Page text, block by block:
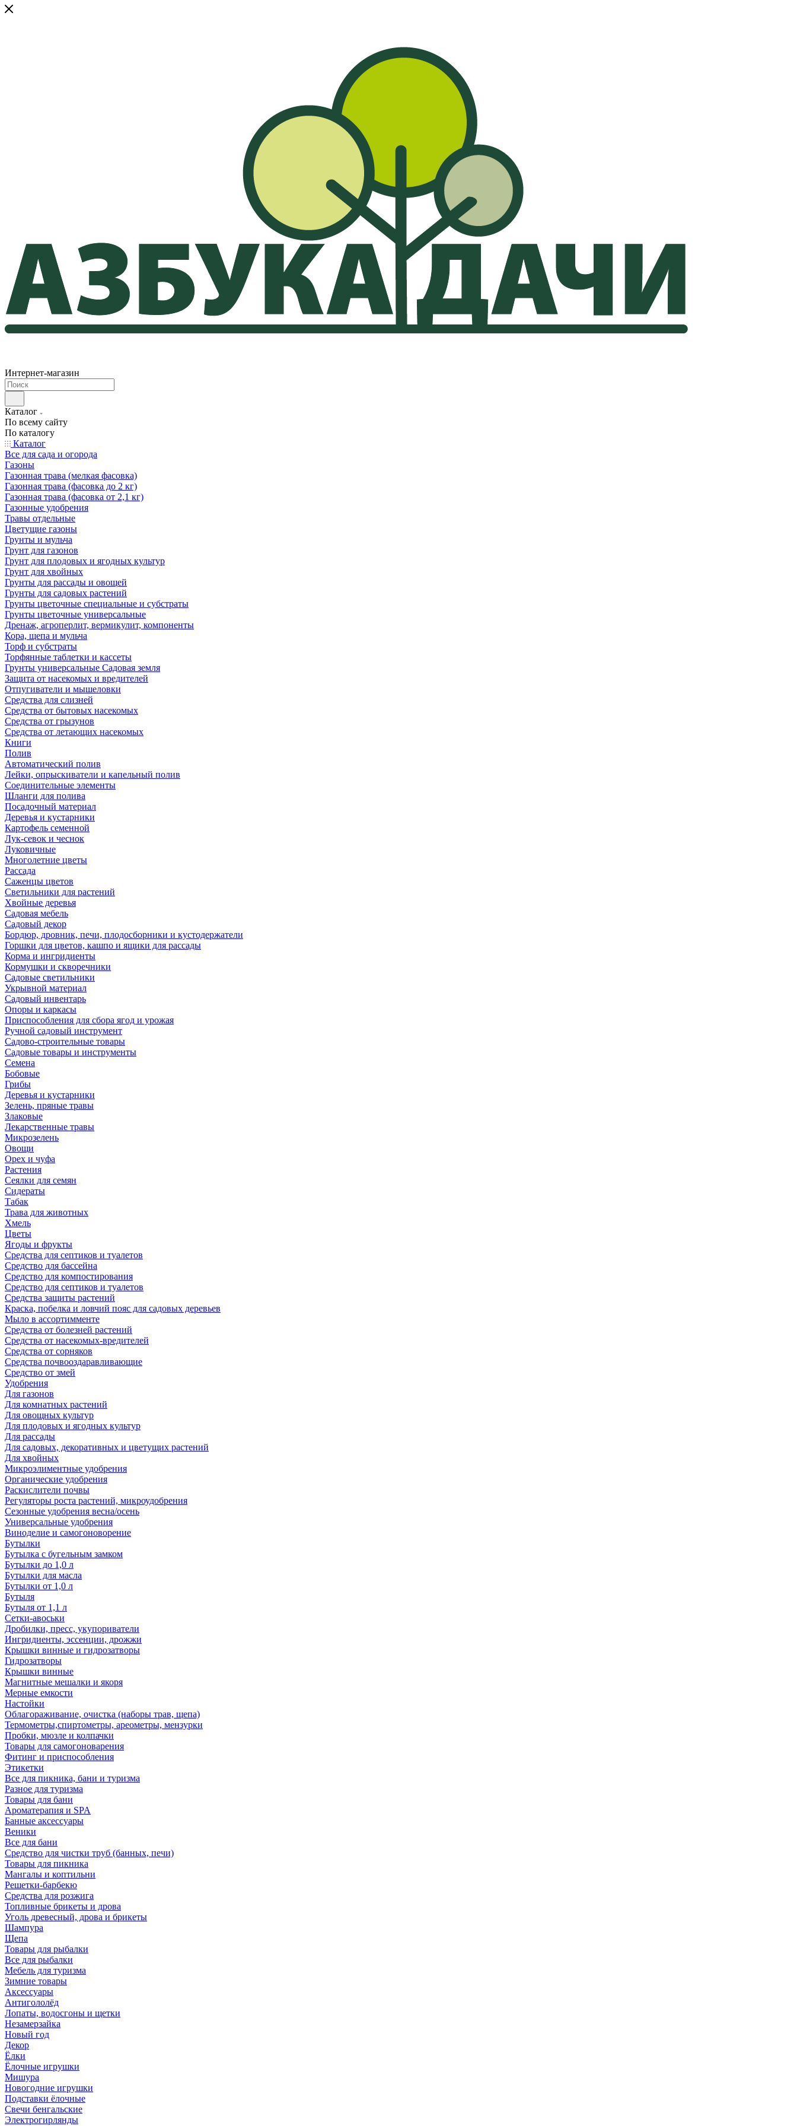
Интернет-магазин
Каталог
По всему сайту
По каталогу
Каталог
Все для сада и огорода
Газоны
Газонная трава (мелкая фасовка)
Газонная трава (фасовка до 2 кг)
Газонная трава (фасовка от 2,1 кг)
Газонные удобрения
Травы отдельные
Цветущие газоны
Грунты и мульча
Грунт для газонов
Грунт для плодовых и ягодных культур
Грунт для хвойных
Грунты для рассады и овощей
Грунты для садовых растений
Грунты цветочные специальные и субстраты
Грунты цветочные универсальные
Дренаж, агроперлит, вермикулит, компоненты
Кора, щепа и мульча
Торф и субстраты
Торфянные таблетки и кассеты
Грунты универсальные Садовая земля
Защита от насекомых и вредителей
Отпугиватели и мышеловки
Средства для слизней
Средства от бытовых насекомых
Средства от грызунов
Средства от летающих насекомых
Книги
Полив
Автоматический полив
Лейки, опрыскиватели и капельный полив
Соединительные элементы
Шланги для полива
Посадочный материал
Деревья и кустарники
Картофель семенной
Лук-севок и чеснок
Луковичные
Многолетние цветы
Рассада
Саженцы цветов
Светильники для растений
Хвойные деревья
Садовая мебель
Садовый декор
Бордюр, дровник, печи, плодосборники и кустодержатели
Горшки для цветов, кашпо и ящики для рассады
Корма и ингридиенты
Кормушки и скворечники
Садовые светильники
Укрывной материал
Садовый инвентарь
Опоры и каркасы
Приспособления для сбора ягод и урожая
Ручной садовый инструмент
Садово-строительные товары
Садовые товары и инструменты
Семена
Бобовые
Грибы
Деревья и кустарники
Зелень, пряные травы
Злаковые
Лекарственные травы
Микрозелень
Овощи
Орех и чуфа
Растения
Сеялки для семян
Сидераты
Табак
Трава для животных
Хмель
Цветы
Ягоды и фрукты
Средства для септиков и туалетов
Средство для бассейна
Средство для компостирования
Средство для септиков и туалетов
Средства защиты растений
Краска, побелка и ловчий пояс для садовых деревьев
Мыло в ассортимменте
Средства от болезней растений
Средства от насекомых-вредителей
Средства от сорняков
Средства почвооздаравливающие
Средство от змей
Удобрения
Для газонов
Для комнатных растений
Для овощных культур
Для плодовых и ягодных культур
Для рассады
Для садовых, декоративных и цветущих растений
Для хвойных
Микроэлиментные удобрения
Органические удобрения
Раскислители почвы
Регуляторы роста растений, микроудобрения
Сезонные удобрения весна/осень
Универсальные удобрения
Виноделие и самогоноворение
Бутылки
Бутылка с бугельным замком
Бутылки до 1,0 л
Бутылки для масла
Бутылки от 1,0 л
Бутыля
Бутыля от 1,1 л
Сетки-авоськи
Дробилки, пресс, укупориватели
Ингридиенты, эссенции, дрожжи
Крышки винные и гидрозатворы
Гидрозатворы
Крышки винные
Магнитные мешалки и якоря
Мерные емкости
Настойки
Облагораживание, очистка (наборы трав, щепа)
Термометры,спиртометры, ареометры, мензурки
Пробки, мюзле и колпачки
Товары для самогоноварения
Фитинг и приспособления
Этикетки
Все для пикника, бани и туризма
Разное для туризма
Товары для бани
Ароматерапия и SPA
Банные аксессуары
Веники
Все для бани
Средство для чистки труб (банных, печи)
Товары для пикника
Мангалы и коптильни
Решетки-барбекю
Средства для розжига
Топливные брикеты и дрова
Уголь древесный, дрова и брикеты
Шампура
Щепа
Товары для рыбалки
Все для рыбалки
Мебель для туризма
Зимние товары
Аксессуары
Антигололёд
Лопаты, водосгоны и щетки
Незамерзайка
Новый год
Декор
Ёлки
Ёлочные игрушки
Мишура
Новогодние игрушки
Подставки ёлочные
Свечи бенгальские
Электрогирлянды